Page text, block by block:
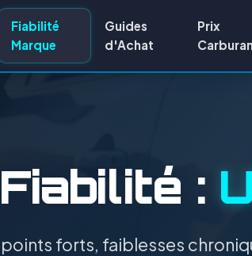
Fiabilité
Marque
Guides
d'Achat
Prix
:
forts, faiblesses